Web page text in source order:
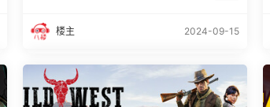
楼主 2024-09-15